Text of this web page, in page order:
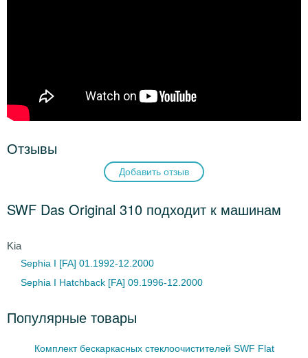
Отзывы
Добавить отзыв
SWF Das Original 310 подходит к машинам
Kia
Sephia I [FA] 01.1992-12.2000
Sephia I Hatchback [FA] 09.1996-12.2000
Популярные товары
Комплект бескаркасных стеклоочистителей SWF Flat